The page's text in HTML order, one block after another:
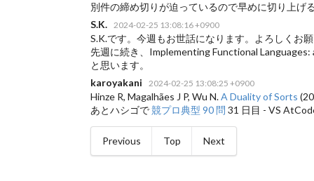
別件の締め切りが迫っているので早めに切り上げ
S.K.
2024-02-25 13:08:16 +0900
S.K.です。今週もお世話になります。よろしくお
先週に続き、Implementing Functional
と思います。
karoyakani
2024-02-25 13:08:25 +0900
Hinze R, Magalhães J P, Wu N.A Duality of Sorts
あとハシゴで競プロ典型 90 問 31 日目 - VS
Previous Top Next